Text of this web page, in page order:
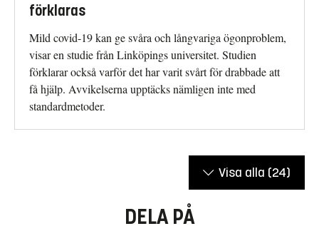
förklaras
Mild covid-19 kan ge svåra och långvariga ögonproblem,
visar en studie från Linköpings universitet. Studien
förklarar också varför det har varit svårt för drabbade att
få hjälp. Avvikelserna upptäcks nämligen inte med
standardmetoder.
Visa alla (24)
DELA PÅ